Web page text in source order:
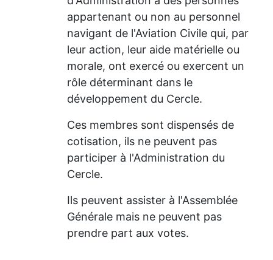
appartenant ou non au personnel
navigant de l'Aviation Civile qui, par
leur action, leur aide matérielle ou
morale, ont exercé ou exercent un
rôle déterminant dans le
développement du Cercle.
Ces membres sont dispensés de
cotisation, ils ne peuvent pas
participer à l'Administration du
Cercle.
Ils peuvent assister à l'Assemblée
Générale mais ne peuvent pas
prendre part aux votes.